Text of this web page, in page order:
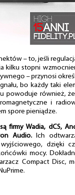
– to, jeśli
kilku stopni
– przynosi
bo każdy taki
powoduje również,
i
spore pieniądze.
firmy Wadia, dCS,
Audio.Ich
dzięki
mocy.
Compact Disc,